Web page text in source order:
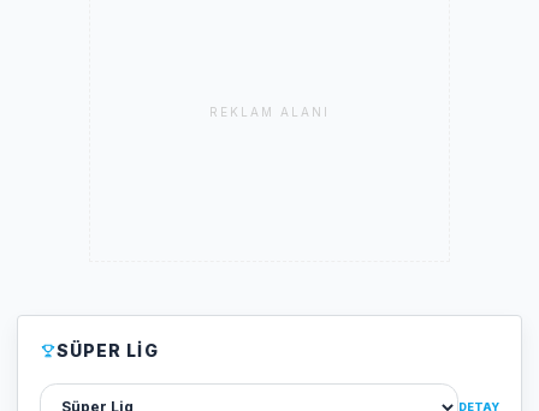
REKLAM ALANI
SÜPER LIG
Lig sec DETAY